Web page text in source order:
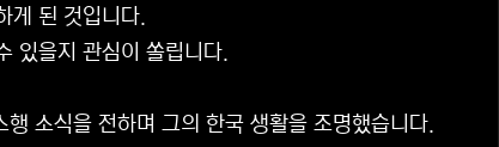
게 된 것입니다.
있을지 관심이 쏠립니다.
소식을 전하며 그의 한국 생활을 조명했습니다.